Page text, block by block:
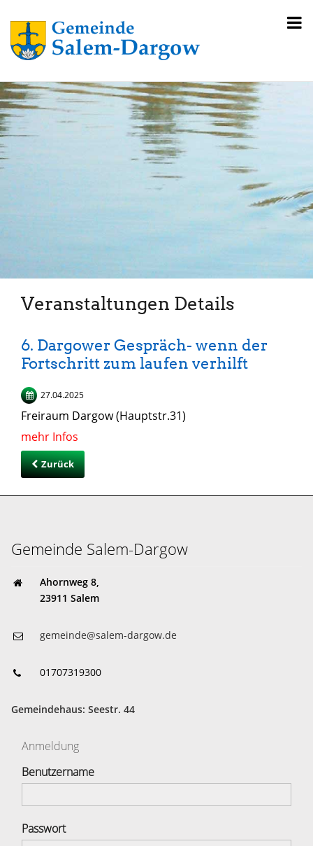
Veranstaltungen Details
6. Dargower Gespräch- wenn der
Fortschritt zum laufen verhilft
27.04.2025
Freiraum Dargow (Hauptstr.31)
mehr Infos
Zurück
Gemeinde Salem-Dargow
Ahornweg 8,
23911 Salem
gemeinde@salem-dargow.de
01707319300
Gemeindehaus: Seestr. 44
Anmeldung
Benutzername
Passwort